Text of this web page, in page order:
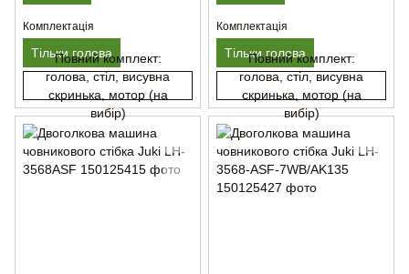
Комплектація
Тільки голова
Повний комплект:
голова, стіл, висувна
скринька, мотор (на
вибір)
Комплектація
Тільки голова
Повний комплект:
голова, стіл, висувна
скринька, мотор (на
вибір)